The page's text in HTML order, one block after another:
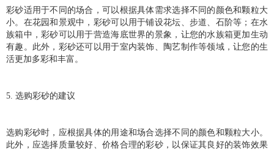
彩砂适用于不同的场合，可以根据具体需求选择不同的颜色和颗粒大
小。在花园和景观中，彩砂可以用于铺设花坛、步道、石阶等；在水
族箱中，彩砂可以用于营造海底世界的景象，让您的水族箱更加生动
有趣。此外，彩砂还可以用于室内装饰、陶艺制作等领域，让您的生
活更加多彩和丰富。
5. 选购彩砂的建议
选购彩砂时，应根据具体的用途和场合选择不同的颜色和颗粒大小。
此外，应选择质量较好、价格合理的彩砂，以保证其良好的装饰效果